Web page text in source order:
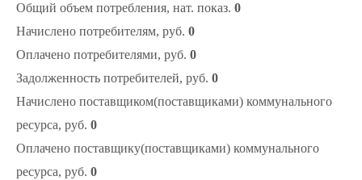
Общий объем потребления, нат. показ. 0
Начислено потребителям, руб. 0
Оплачено потребителями, руб. 0
Задолженность потребителей, руб. 0
Начислено поставщиком(поставщиками) коммунального
ресурса, руб. 0
Оплачено поставщику(поставщиками) коммунального
ресурса, руб. 0